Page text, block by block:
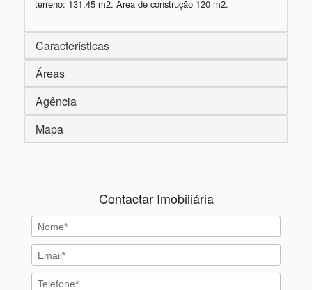
terreno: 131,45 m2. Área de construção 120 m2.
Características
Áreas
Agência
Mapa
Contactar Imobiliária